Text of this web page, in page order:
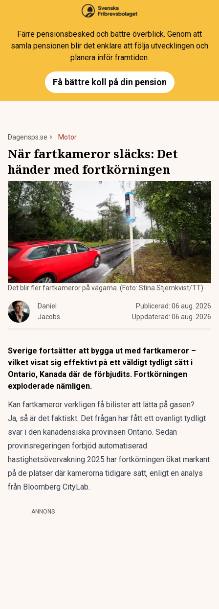
Färre pensionsbesked och bättre överblick. Genom att
samla pensionen blir det enklare att följa utvecklingen och
planera inför framtiden.
Få bättre koll på din pension
Dagensps.se Motor
När fartkameror släcks: Det
händer med fortkörningen
Det blir fler fartkameror på vägarna. (Foto: Stina Stjernkvist/TT)
Daniel
Jacobs
Publicerad: 06 aug. 2026
Uppdaterad: 06 aug. 2026
Sverige fortsätter att bygga ut med fartkameror –
vilket visat sig effektivt på ett väldigt tydligt sätt i
Ontario, Kanada där de förbjudits. Fortkörningen
exploderade nämligen.
Kan fartkameror verkligen få bilister att lätta på gasen?
Ja, så är det faktiskt. Det frågan har fått ett ovanligt tydligt
svar i den kanadensiska provinsen Ontario. Sedan
provinsregeringen förbjöd automatiserad
hastighetsövervakning 2025 har fortkörningen ökat markant
på de platser där kamerorna tidigare satt, enligt en analys
från Bloomberg CityLab.
ANNONS